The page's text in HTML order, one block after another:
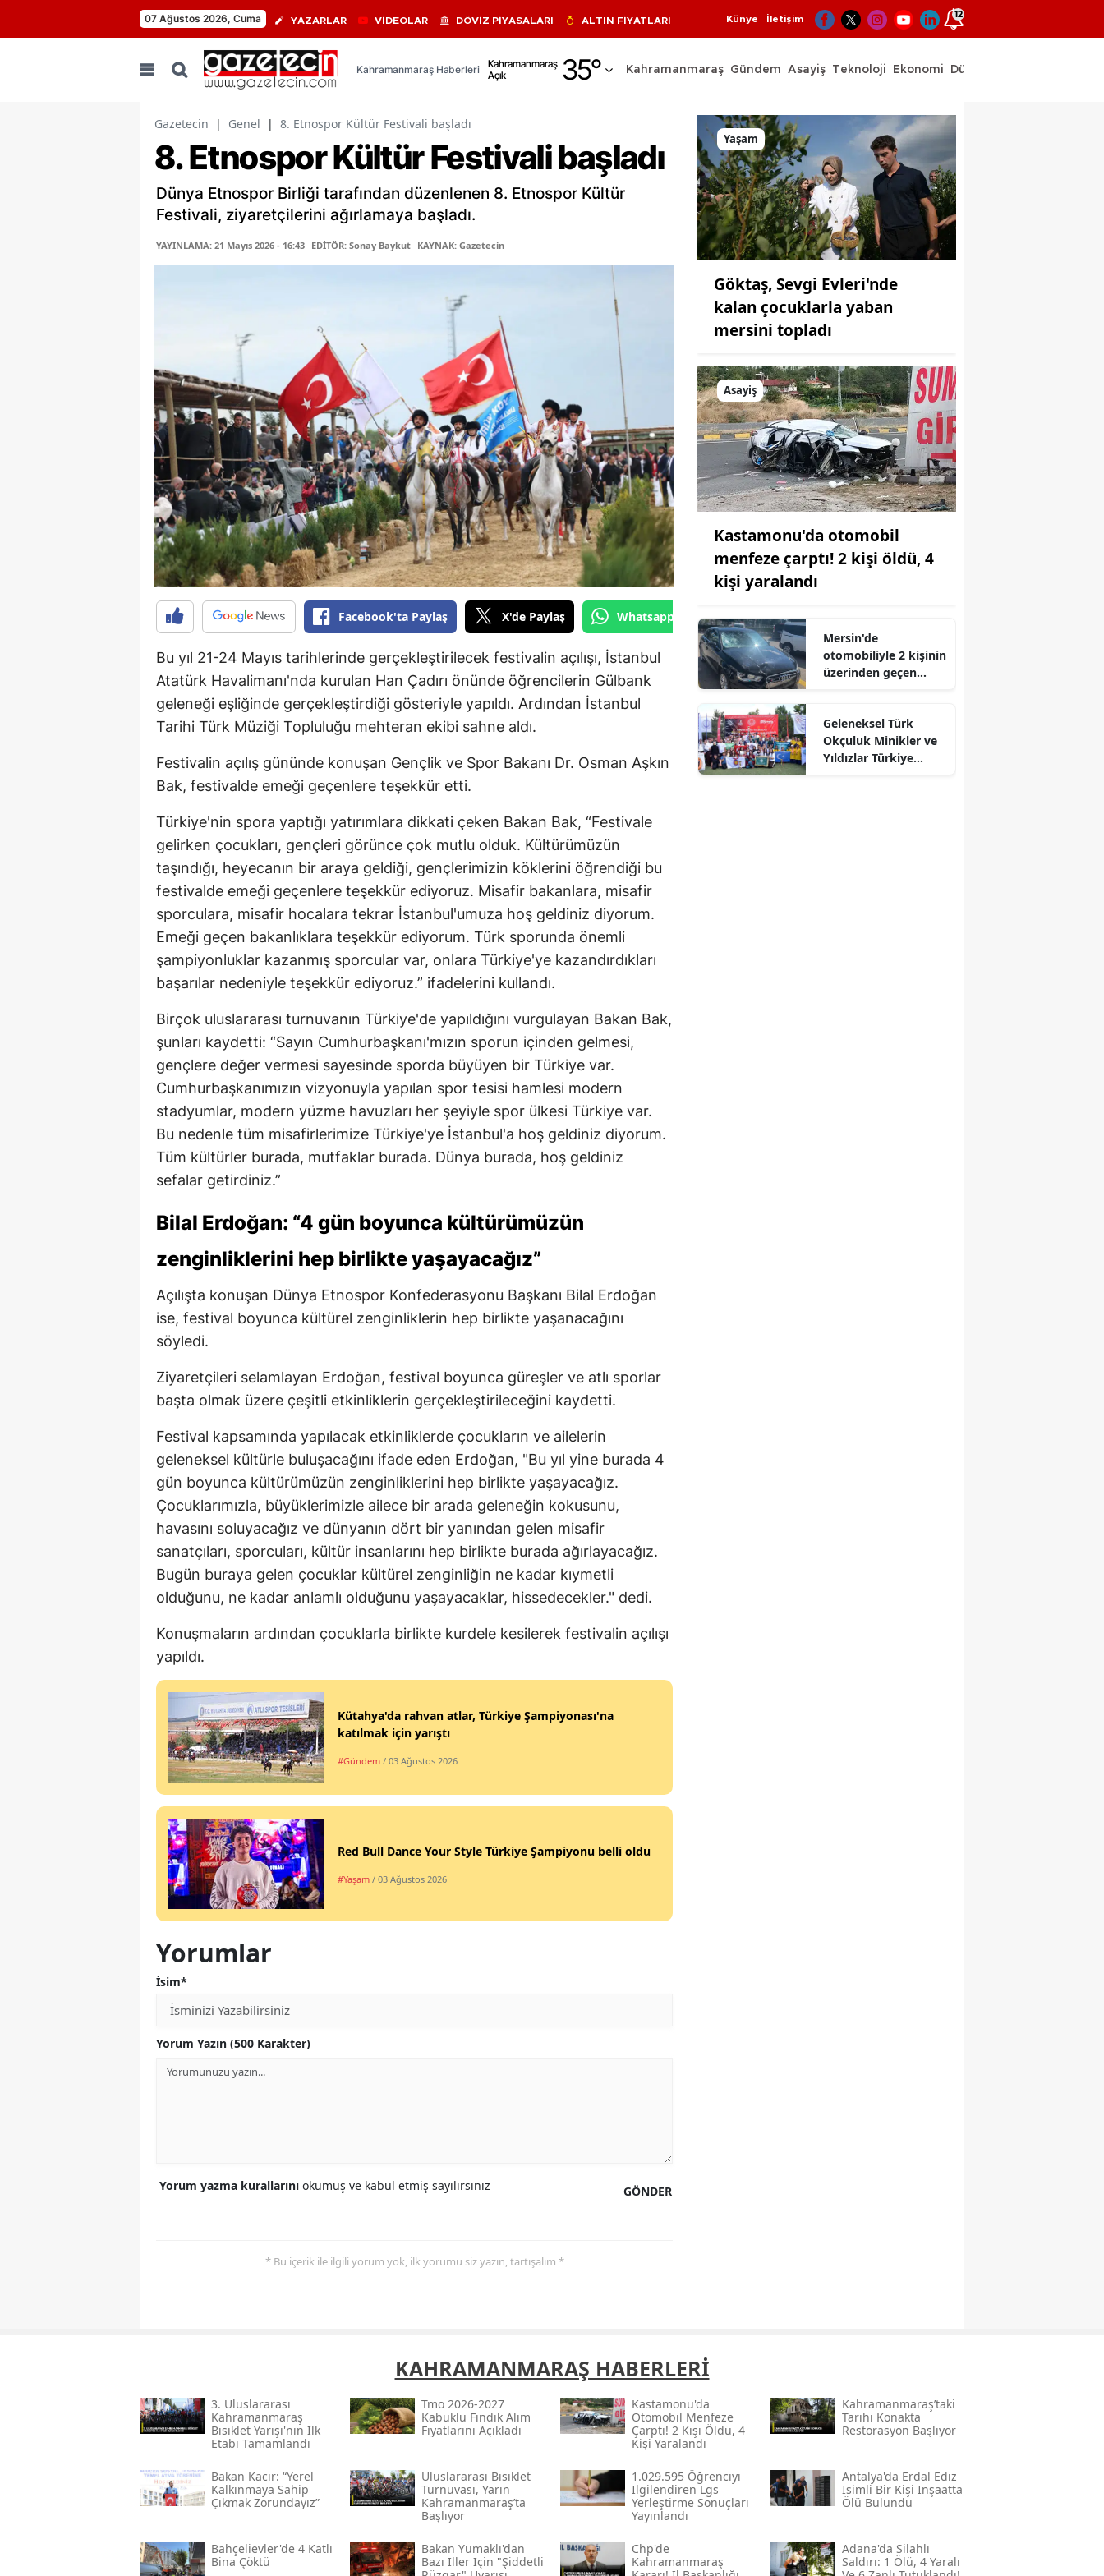
07 Ağustos 2026, Cuma YAZARLAR VİDEOLAR DÖVİZ PİYASALARI ALTIN FİYATLARI Künye İletişim 12
Kahramanmaraş Haberleri
Kahramanmaraş
Açık
35°
Adıyaman
Ağrı
Amasya
Antalya
Balıkesir
Bilecik
Bingöl
Bitlis
Bolu
Burdur
Bursa
Çanakkale
Çankırı
Çorum
Denizli
Diyarbakır
Edirne
Erzincan
Eskişehir
Gaziantep
Giresun
Gümüşhane
Hakkari
Hatay
Isparta
Mersin
İstanbul
Kars
Kastamonu
Kayseri
Kırklareli
Kocaeli
Konya
Kütahya
Malatya
Manisa
Kahramanmaraş
Mardin
Muğla
Rize
Zonguldak
Karaman
Kırıkkale
Batman
Şırnak
Bartın
Ardahan
Kahramanmaraş Gündem Asayiş Teknoloji Ekonomi Dünya
Gazetecin | Genel | 8. Etnospor Kültür Festivali başladı
8. Etnospor Kültür Festivali başladı
Dünya Etnospor Birliği tarafından düzenlenen 8. Etnospor Kültür
Festivali, ziyaretçilerini ağırlamaya başladı.
YAYINLAMA: 21 Mayıs 2026 - 16:43 EDİTÖR: Sonay Baykut KAYNAK: Gazetecin
Facebook'ta Paylaş X'de Paylaş Whatsapp'tan Gönder
Bu yıl 21-24 Mayıs tarihlerinde gerçekleştirilecek festivalin açılışı, İstanbul
Atatürk Havalimanı'nda kurulan Han Çadırı önünde öğrencilerin Gülbank
geleneği eşliğinde gerçekleştirdiği gösteriyle yapıldı. Ardından İstanbul
Tarihi Türk Müziği Topluluğu mehteran ekibi sahne aldı.
Festivalin açılış gününde konuşan Gençlik ve Spor Bakanı Dr. Osman Aşkın
Bak, festivalde emeği geçenlere teşekkür etti.
Türkiye'nin spora yaptığı yatırımlara dikkati çeken Bakan Bak, “Festivale
gelirken çocukları, gençleri görünce çok mutlu olduk. Kültürümüzün
taşındığı, heyecanın bir araya geldiği, gençlerimizin köklerini öğrendiği bu
festivalde emeği geçenlere teşekkür ediyoruz. Misafir bakanlara, misafir
sporculara, misafir hocalara tekrar İstanbul'umuza hoş geldiniz diyorum.
Emeği geçen bakanlıklara teşekkür ediyorum. Türk sporunda önemli
şampiyonluklar kazanmış sporcular var, onlara Türkiye'ye kazandırdıkları
başarılar nedeniyle teşekkür ediyoruz.” ifadelerini kullandı.
Birçok uluslararası turnuvanın Türkiye'de yapıldığını vurgulayan Bakan Bak,
şunları kaydetti: “Sayın Cumhurbaşkanı'mızın sporun içinden gelmesi,
gençlere değer vermesi sayesinde sporda büyüyen bir Türkiye var.
Cumhurbaşkanımızın vizyonuyla yapılan spor tesisi hamlesi modern
stadyumlar, modern yüzme havuzları her şeyiyle spor ülkesi Türkiye var.
Bu nedenle tüm misafirlerimize Türkiye'ye İstanbul'a hoş geldiniz diyorum.
Tüm kültürler burada, mutfaklar burada. Dünya burada, hoş geldiniz
sefalar getirdiniz.”
Bilal Erdoğan: “4 gün boyunca kültürümüzün
zenginliklerini hep birlikte yaşayacağız”
Açılışta konuşan Dünya Etnospor Konfederasyonu Başkanı Bilal Erdoğan
ise, festival boyunca kültürel zenginliklerin hep birlikte yaşanacağını
söyledi.
Ziyaretçileri selamlayan Erdoğan, festival boyunca güreşler ve atlı sporlar
başta olmak üzere çeşitli etkinliklerin gerçekleştirileceğini kaydetti.
Festival kapsamında yapılacak etkinliklerde çocukların ve ailelerin
geleneksel kültürle buluşacağını ifade eden Erdoğan, "Bu yıl yine burada 4
gün boyunca kültürümüzün zenginliklerini hep birlikte yaşayacağız.
Çocuklarımızla, büyüklerimizle ailece bir arada geleneğin kokusunu,
havasını soluyacağız ve dünyanın dört bir yanından gelen misafir
sanatçıları, sporcuları, kültür insanlarını hep birlikte burada ağırlayacağız.
Bugün buraya gelen çocuklar kültürel zenginliğin ne kadar kıymetli
olduğunu, ne kadar anlamlı olduğunu yaşayacaklar, hissedecekler." dedi.
Konuşmaların ardından çocuklarla birlikte kurdele kesilerek festivalin açılışı
yapıldı.
Kütahya'da rahvan atlar, Türkiye Şampiyonası'na
katılmak için yarıştı
#Gündem / 03 Ağustos 2026
Red Bull Dance Your Style Türkiye Şampiyonu belli oldu
#Yaşam / 03 Ağustos 2026
Yorumlar
İsim*
Yorum Yazın (500 Karakter)
GÖNDER
Yorum yazma kurallarını okumuş ve kabul etmiş sayılırsınız
* Bu içerik ile ilgili yorum yok, ilk yorumu siz yazın, tartışalım *
Yaşam
Göktaş, Sevgi Evleri'nde
kalan çocuklarla yaban
mersini topladı
Asayiş
Kastamonu'da otomobil
menfeze çarptı! 2 kişi öldü, 4
kişi yaralandı
Mersin'de
otomobiliyle 2 kişinin
üzerinden geçen
Geleneksel Türk
Okçuluk Minikler ve
Yıldızlar Türkiye
KAHRAMANMARAŞ HABERLERİ
3. Uluslararası
Kahramanmaraş
Bisiklet Yarışı'nın Ilk
Etabı Tamamlandı
Tmo 2026-2027
Kabuklu Fındık Alım
Fiyatlarını Açıkladı
Kastamonu'da
Otomobil Menfeze
Çarptı! 2 Kişi Öldü, 4
Kişi Yaralandı
Kahramanmaraş’taki
Tarihi Konakta
Restorasyon Başlıyor
Bakan Kacır: “yerel
Kalkınmaya Sahip
Çıkmak Zorundayız”
Uluslararası Bisiklet
Turnuvası, Yarın
Kahramanmaraş’ta
Başlıyor
1.029.595 Öğrenciyi
Ilgilendiren Lgs
Yerleştirme Sonuçları
Yayınlandı
Antalya'da Erdal Ediz
Isimli Bir Kişi Inşaatta
Ölü Bulundu
Bahçelievler'de 4 Katlı
Bina Çöktü
Bakan Yumaklı'dan
Bazı Iller Için "şiddetli
Chp'de
Kahramanmaraş
Adana'da Silahlı
Saldırı: 1 Ölü, 4 Yaralı